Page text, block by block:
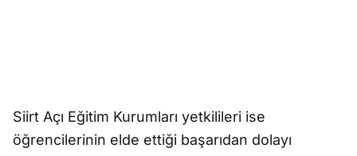
Siirt Açı Eğitim Kurumları yetkilileri ise
öğrencilerinin elde ettiği başarıdan dolayı